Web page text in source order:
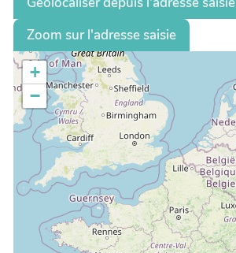
Zoom sur l'adresse saisie
+
−